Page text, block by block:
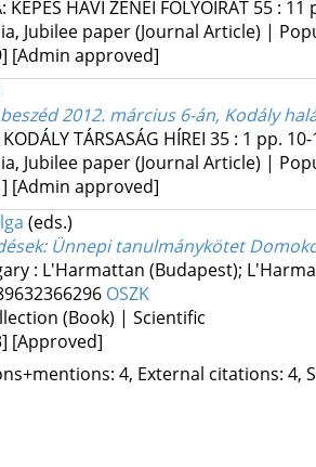
KÉPES HAVI ZENEI FOLYÓIRAT 55: 11
Jubilee paper (Journal Article) |
[Admin approved]
2012. március 6-án, Kodály
TÁRSASÁG HÍREI 35: 1 pp.
Jubilee paper (Journal Article) |
[Admin approved]
(eds.)
: Ünnepi tanulmánykötet
: L'Harmattan (Budapest);
OSZK
(Book) | Scientific
[Approved]
4, External citations: 4,